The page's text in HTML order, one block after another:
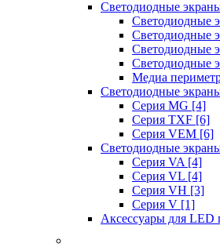
Светодиодные
Светодиодные
Светодиодные
Светодиодные
Светодиодные
Медиа
Светодиодные
Серия MG [4]
Серия TXF [6]
Серия VEM [6]
Светодиодные
Серия VA [4]
Серия VL [4]
Серия VH [3]
Серия V [1]
Аксессуары для LED